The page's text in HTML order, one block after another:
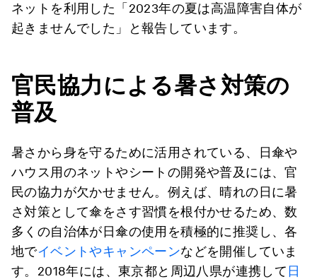
ネットを利用した「2023年の夏は高温障害自体が
起きませんでした」と報告しています。
官民協力による暑さ対策の
普及
暑さから身を守るために活用されている、日傘や
ハウス用のネットやシートの開発や普及には、官
民の協力が欠かせません。例えば、晴れの日に暑
さ対策として傘をさす習慣を根付かせるため、数
多くの自治体が日傘の使用を積極的に推奨し、各
地でイベントやキャンペーンなどを開催していま
す。2018年には、東京都と周辺八県が連携して 日